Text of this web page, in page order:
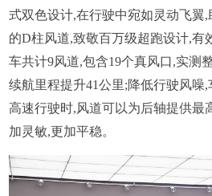
式双色设计,在行驶中宛如灵动飞翼
的D柱风道,致敬百万级超跑设计,有
车共计9风道,包含19个真风口,实测
续航里程提升41公里;降低行驶风噪
高速行驶时,风道可以为后轴提供最
加灵敏,更加平稳。